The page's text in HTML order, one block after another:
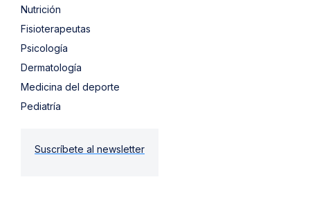
Nutrición
Fisioterapeutas
Psicología
Dermatología
Medicina del deporte
Pediatría
Suscríbete al newsletter